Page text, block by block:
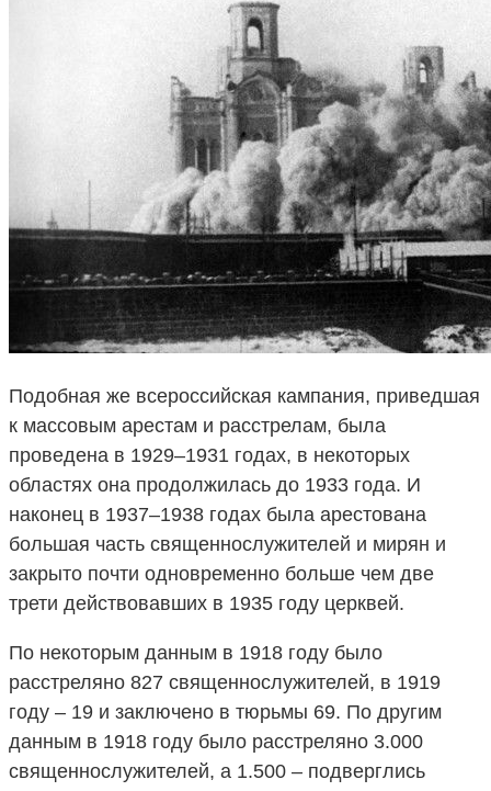
Подобная же всероссийская кампания, приведшая
к массовым арестам и расстрелам, была
проведена в 1929–1931 годах, в некоторых
областях она продолжилась до 1933 года. И
наконец в 1937–1938 годах была арестована
большая часть священнослужителей и мирян и
закрыто почти одновременно больше чем две
трети действовавших в 1935 году церквей.
По некоторым данным в 1918 году было
расстреляно 827 священнослужителей, в 1919
году – 19 и заключено в тюрьмы 69. По другим
данным в 1918 году было расстреляно 3.000
священнослужителей, а 1.500 – подверглись